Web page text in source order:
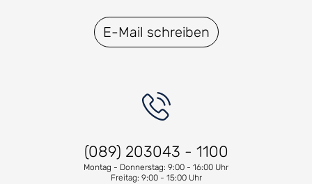
E-Mail schreiben
(089) 203043 - 1100
Montag - Donnerstag: 9:00 - 16:00 Uhr
Freitag: 9:00 - 15:00 Uhr